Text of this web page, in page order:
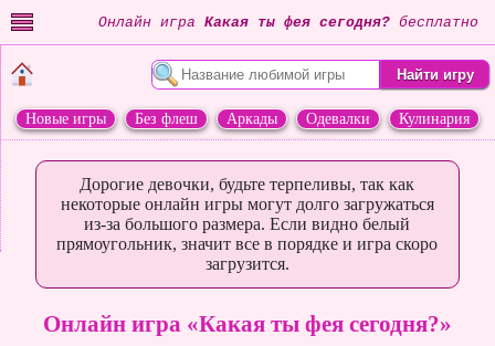
Онлайн игра Какая ты фея сегодня? бесплатно
Новые игры Без флеш Аркады Одевалки
Кулинария
Дорогие девочки, будьте терпеливы, так как
некоторые онлайн игры могут долго загружаться
из-за большого размера. Если видно белый
прямоугольник, значит все в порядке и игра скоро
загрузится.
Онлайн игра «Какая ты фея сегодня?»